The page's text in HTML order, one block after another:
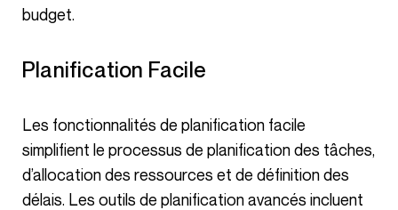
budget.
Planification Facile
Les fonctionnalités de planification facile
simplifient le processus de planification des tâches,
d’allocation des ressources et de définition des
délais. Les outils de planification avancés incluent